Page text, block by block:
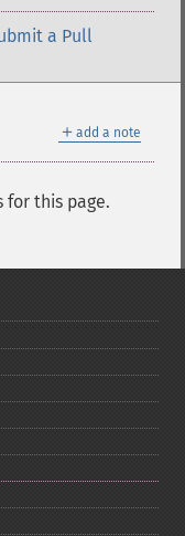
a Pull
＋ add a note
for this page.